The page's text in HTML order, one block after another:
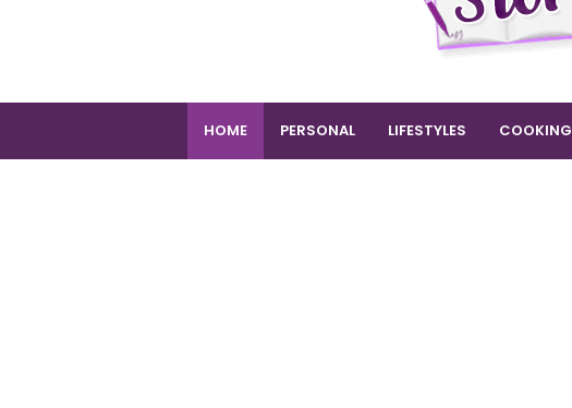
HOME PERSONAL LIFESTYLES COOKING